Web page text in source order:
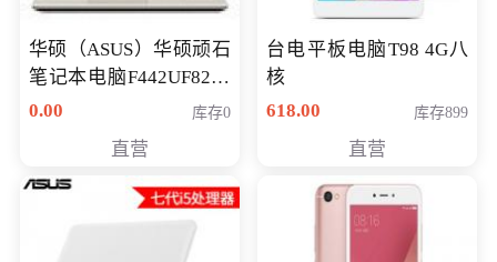
华硕（ASUS）华硕顽石
笔记本电脑F442UF8250
八代独显轻薄办公商务
0.00 库存0
直营
台电平板电脑T98 4G八
核
618.00
库存899
直营